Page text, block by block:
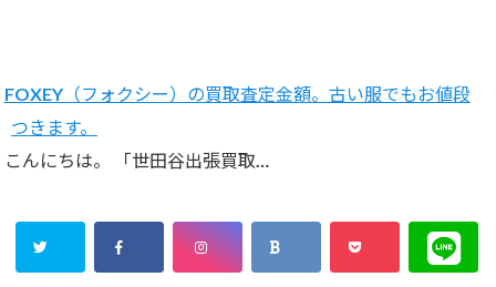
FOXEY（フォクシー）の買取査定金額。古い服でもお値段
つきます。
こんにちは。 「世田谷出張買取…